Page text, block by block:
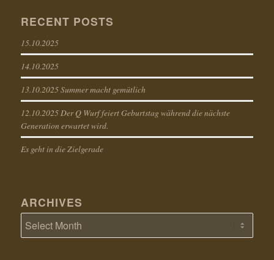
RECENT POSTS
15.10.2025
14.10.2025
13.10.2025 Summer macht gemütlich
12.10.2025 Der Q Wurf feiert Geburtstag während die nächste
Generation erwartet wird.
Es geht in die Zielgerade
ARCHIVES